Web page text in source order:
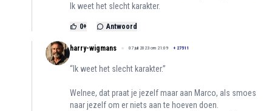
Ik weet het slecht karakter.
0+ Antwoord
harry-wigmans 07 juli 2023 om 21:09 + 27511
“Ik weet het slecht karakter.”
Welnee, dat praat je jezelf maar aan Marco, als smoes
naar jezelf om er niets aan te hoeven doen.